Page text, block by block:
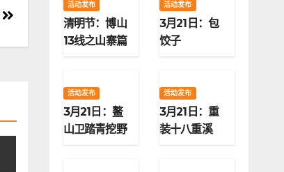
活动发布
清明节：博山
13线之山寨篇
活动发布
3月21日：包
饺子
活动发布
3月21日：鳌
山卫踏青挖野
活动发布
3月21日：重
装十八重溪